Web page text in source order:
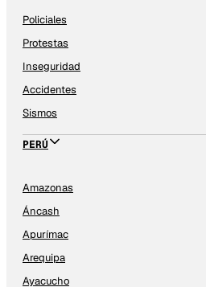
Policiales
Protestas
Inseguridad
Accidentes
Sismos
PERÚ
Amazonas
Áncash
Apurímac
Arequipa
Ayacucho